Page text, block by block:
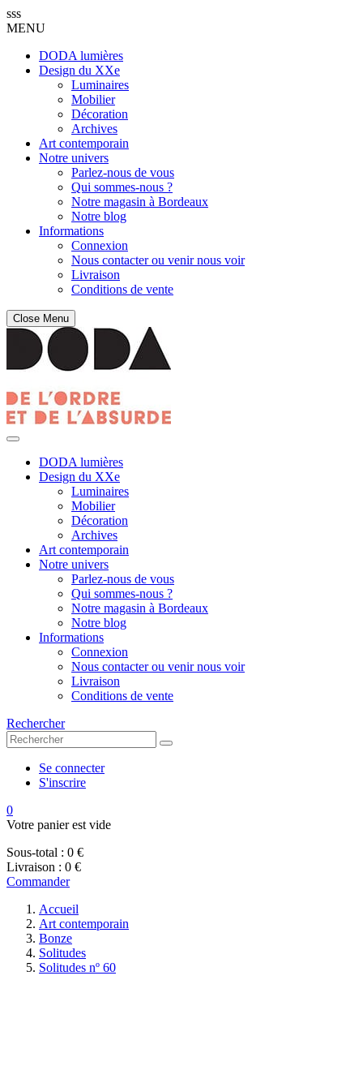
sss
MENU
DODA lumières
Design du XXe
Luminaires
Mobilier
Décoration
Archives
Art contemporain
Notre univers
Parlez-nous de vous
Qui sommes-nous ?
Notre magasin à Bordeaux
Notre blog
Informations
Connexion
Nous contacter ou venir nous voir
Livraison
Conditions de vente
Close Menu
DODA lumières
Design du XXe
Luminaires
Mobilier
Décoration
Archives
Art contemporain
Notre univers
Parlez-nous de vous
Qui sommes-nous ?
Notre magasin à Bordeaux
Notre blog
Informations
Connexion
Nous contacter ou venir nous voir
Livraison
Conditions de vente
Rechercher
Se connecter
S'inscrire
0
Votre panier est vide
Sous-total : 0 €
Livraison : 0 €
Commander
Accueil
Art contemporain
Bonze
Solitudes
Solitudes nº 60